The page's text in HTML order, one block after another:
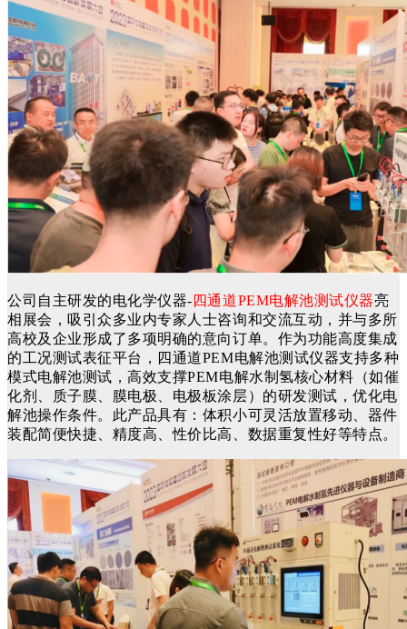
公司自主研发的电化学仪器- 四通道PEM电解池测试仪器亮
相展会，吸引众多业内专家人士咨询和交流互动，并与多所
高校及企业形成了多项明确的意向订单。作为功能高度集成
的工况测试表征平台，四通道PEM电解池测试仪器支持多种
模式电解池测试，高效支撑PEM电解水制氢核心材料（如催
化剂、质子膜、膜电极、电极板涂层）的研发测试，优化电
解池操作条件。此产品具有：体积小可灵活放置移动、器件
装配简便快捷、精度高、性价比高、数据重复性好等特点。